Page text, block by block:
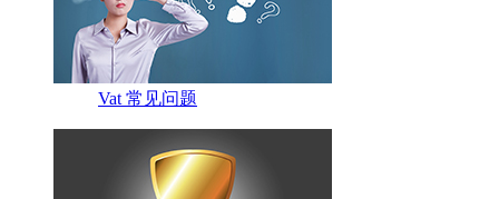
Vat 常见问题